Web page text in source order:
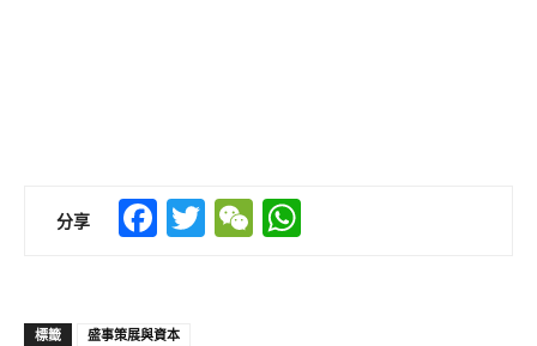
分享 Facebook
TwitterWeChat
標籤
盛事策展與資本